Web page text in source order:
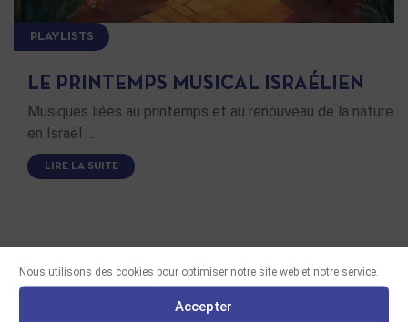
Nous utilisons des cookies pour optimiser notre site web et notre service.
Accepter
PLAYLISTS
LE PRINTEMPS MUSICAL ISRAÉLIEN
Musiques liées au printemps et au renouveau de la nature
en Israël …
LIRE LA SUITE